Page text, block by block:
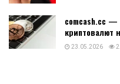
comcash.cc
криптовалют
23.05.2026